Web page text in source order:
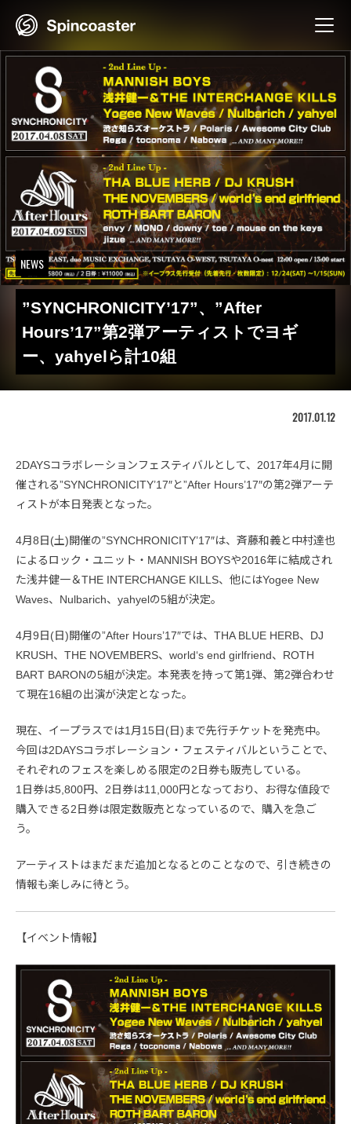
NEWS
”SYNCHRONICITY’17”、”After
Hours’17”第2弾アーティストでヨギ
ー、yahyelら計10組
2017.01.12
2DAYSコラボレーションフェスティバルとして、2017年4月に開
催される”SYNCHRONICITY’17″と”After Hours’17″の第2弾アーテ
ィストが本日発表となった。
4月8日(土)開催の”SYNCHRONICITY’17″は、斉藤和義と中村達也
によるロック・ユニット・MANNISH BOYSや2016年に結成され
た浅井健一＆THE INTERCHANGE KILLS、他にはYogee New
Waves、Nulbarich、yahyelの5組が決定。
4月9日(日)開催の”After Hours’17″では、THA BLUE HERB、DJ
KRUSH、THE NOVEMBERS、world‘s end girlfriend、ROTH
BART BARONの5組が決定。本発表を持って第1弾、第2弾合わせ
て現在16組の出演が決定となった。
現在、イープラスでは1月15日(日)まで先行チケットを発売中。
今回は2DAYSコラボレーション・フェスティバルということで、
それぞれのフェスを楽しめる限定の2日券も販売している。
1日券は5,800円、2日券は11,000円となっており、お得な値段で
購入できる2日券は限定数販売となっているので、購入を急ご
う。
アーティストはまだまだ追加となるとのことなので、引き続きの
情報も楽しみに待とう。
【イベント情報】